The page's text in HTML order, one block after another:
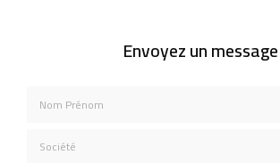
Envoyez un message